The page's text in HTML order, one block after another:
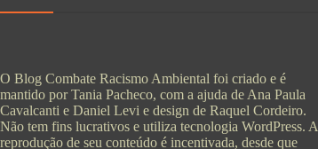
O Blog Combate Racismo Ambiental foi criado e é
mantido por Tania Pacheco, com a ajuda de Ana Paula
Cavalcanti e Daniel Levi e design de Raquel Cordeiro.
Não tem fins lucrativos e utiliza tecnologia WordPress. A
reprodução de seu conteúdo é incentivada, desde que